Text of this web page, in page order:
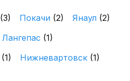
(3) Покачи (2) Янаул (2)
Лангепас (1)
(1) Нижневартовск (1)